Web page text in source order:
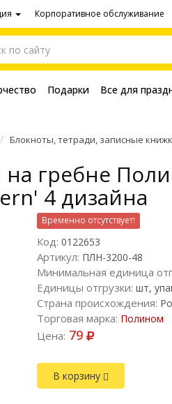
Корпоративное обслуживание
Подарки Все для
Блокноты, тетради, записные
на гребне
4 дизайна
Временно отсутствует!
Код: 0122653
Артикул: ПЛН-3200-48
Минимальная единица
Единицы отгрузки: шт,
Страна происхождения:
Торговая марка: Полином
Цена: 79
В корзину